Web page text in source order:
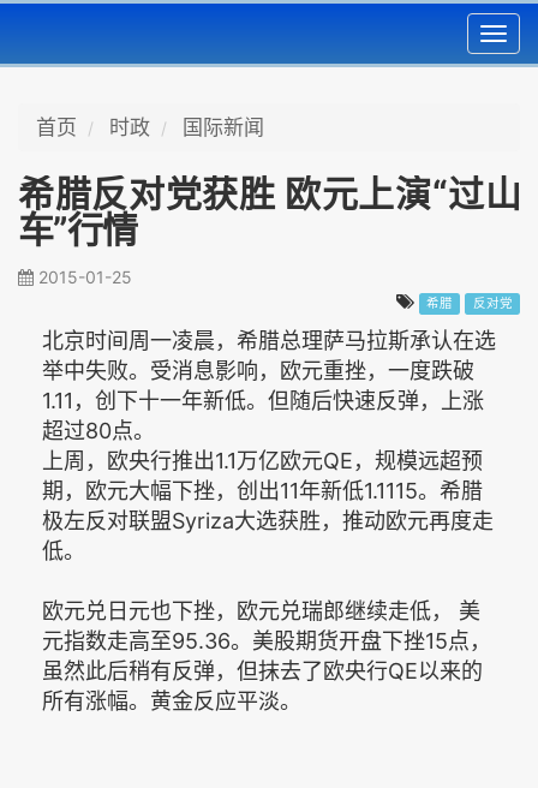
首页 时政 国际新闻
希腊反对党获胜 欧元上演“过山
车”行情
2015-01-25
希腊 反对党
北京时间周一凌晨，希腊总理萨马拉斯承认在选
举中失败。受消息影响，欧元重挫，一度跌破
1.11，创下十一年新低。但随后快速反弹，上涨
超过80点。
上周，欧央行推出1.1万亿欧元QE，规模远超预
期，欧元大幅下挫，创出11年新低1.1115。希腊
极左反对联盟Syriza大选获胜，推动欧元再度走
低。
欧元兑日元也下挫，欧元兑瑞郎继续走低， 美
元指数走高至95.36。美股期货开盘下挫15点，
虽然此后稍有反弹，但抹去了欧央行QE以来的
所有涨幅。黄金反应平淡。